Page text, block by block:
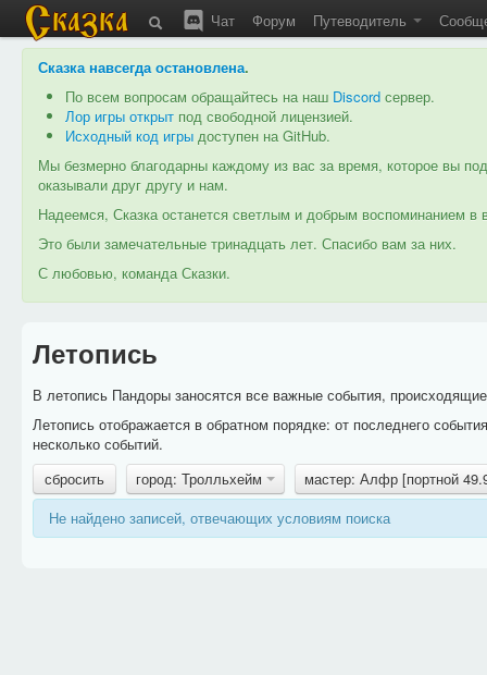
Чат Форум Путеводитель
Сказка навсегда остановлена.
По всем вопросам обращайтесь на наш Discord сервер.
Лор игры открыт под свободной лицензией.
Исходный код игры доступен на GitHub.
Мы безмерно благодарны каждому из вас за время, которое вы
оказывали друг другу и нам.
Надеемся, Сказка останется светлым и добрым воспоминанием
Это были замечательные тринадцать лет. Спасибо вам за них.
С любовью, команда Сказки.
Летопись
В летопись Пандоры заносятся все важные события,
Летопись отображается в обратном порядке: от последнего
несколько событий.
сбросить
город: Тролльхейм
мастер: Алфр [портной
Не найдено записей, отвечающих условиям поиска